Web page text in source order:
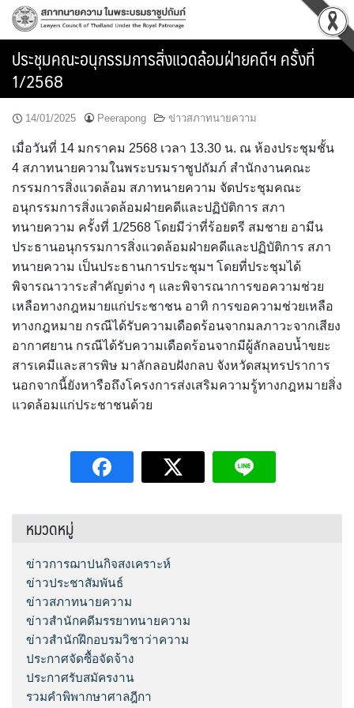
Skip
ประชุมคณะอนุกรรมการสิ่งแวดล้อมฝ่ายคดีฯ ครั้งที่
1/2568
14/01/2025 Peerapong ข่าวสภาทนายความ
เมื่อวันที่ 14 มกราคม 2568 เวลา 13.30 น. ณ ห้องประชุมชั้น
4 สภาทนายความในพระบรมราชูปถัมภ์ สำนักงานคณะ
กรรมการสิ่งแวดล้อม สภาทนายความ จัดประชุมคณะ
อนุกรรมการสิ่งแวดล้อมฝ่ายคดีและปฏิบัติการ สภา
ทนายความ ครั้งที่ 1/2568 โดยมีว่าที่ร้อยตรี สมชาย อามีน
ประธานอนุกรรมการสิ่งแวดล้อมฝ่ายคดีและปฏิบัติการ สภา
ทนายความ เป็นประธานการประชุมฯ โดยที่ประชุมได้
พิจารณาวาระสำคัญต่าง ๆ และพิจารณาการขอความช่วย
เหลือทางกฎหมายแก่ประชาชน อาทิ การขอความช่วยเหลือ
ทางกฎหมาย กรณีได้รับความเดือดร้อนจากมลภาวะจากเสียง
อากาศยาน กรณีได้รับความเดือดร้อนจากมีผู้ลักลอบน้ำขยะ
สารเคมีและสารพิษ มาลักลอบฝังกลบ จังหวัดสมุทรปราการ
นอกจากนี้ยังหารือถึงโครงการส่งเสริมความรู้ทางกฎหมายสิ่ง
แวดล้อมแก่ประชาชนด้วย
หมวดหมู่
ข่าวการฌาปนกิจสงเคราะห์
ข่าวประชาสัมพันธ์
ข่าวสภาทนายความ
ข่าวสำนักคดีมรรยาทนายความ
ข่าวสำนักฝึกอบรมวิชาว่าความ
ประกาศจัดซื้อจัดจ้าง
ประกาศรับสมัครงาน
รวมคำพิพากษาศาลฎีกา